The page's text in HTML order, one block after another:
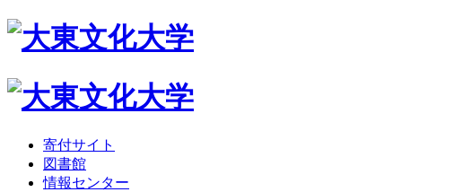
寄付サイト
図書館
情報センター